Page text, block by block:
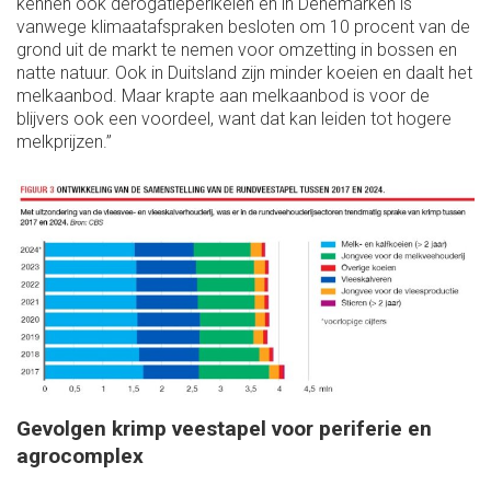
kennen ook derogatieperikelen en in Denemarken is
vanwege klimaatafspraken besloten om 10 procent van de
grond uit de markt te nemen voor omzetting in bossen en
natte natuur. Ook in Duitsland zijn minder koeien en daalt het
melkaanbod. Maar krapte aan melkaanbod is voor de
blijvers ook een voordeel, want dat kan leiden tot hogere
melkprijzen.”
Gevolgen krimp veestapel voor periferie en
agrocomplex